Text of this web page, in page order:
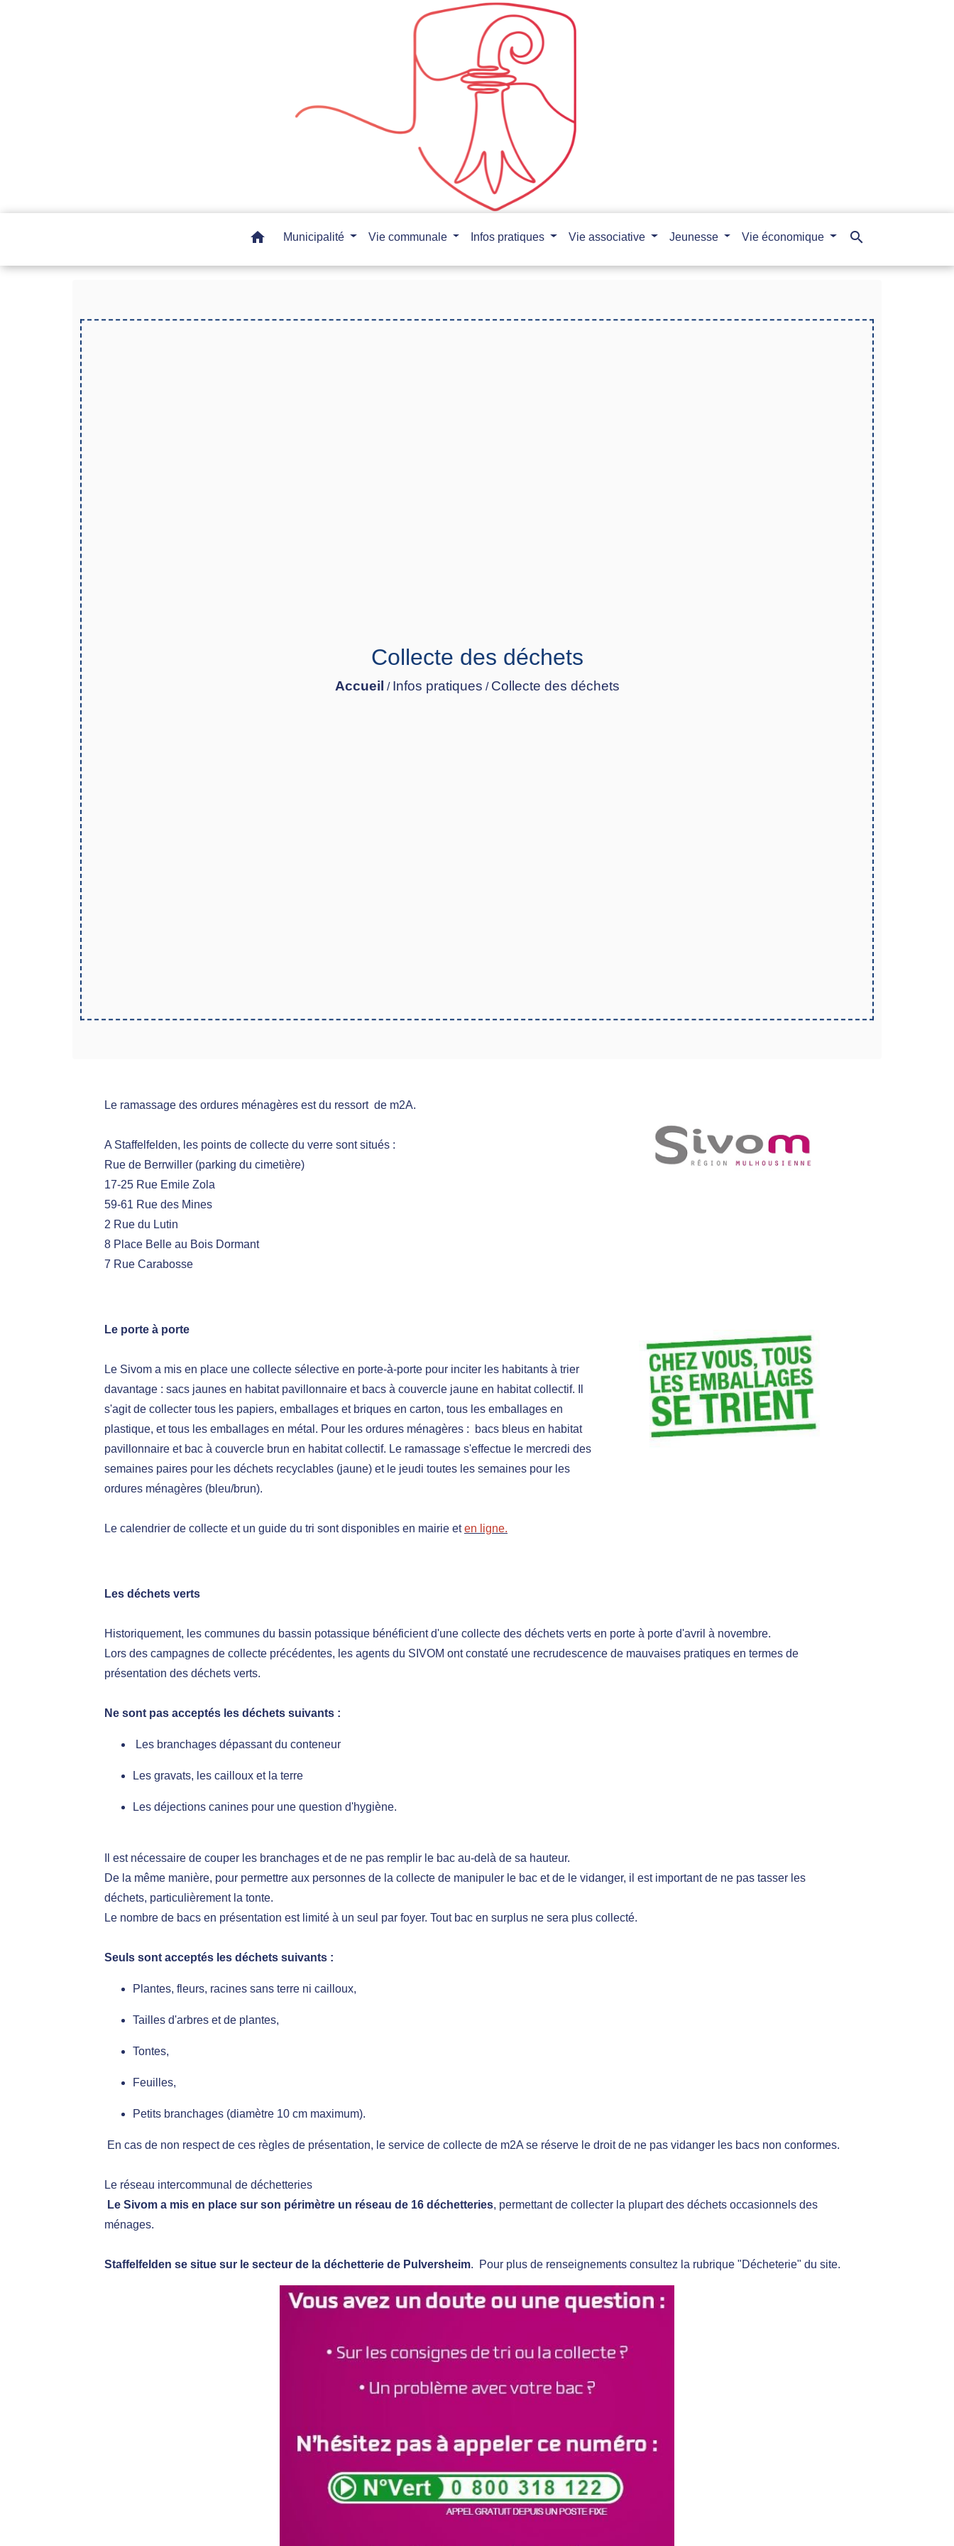
home Municipalité Vie communale Infos pratiques Vie associative Jeunesse Vie économique search
Collecte des déchets
Accueil / Infos pratiques / Collecte des déchets
Le ramassage des ordures ménagères est du ressort de m2A.
A Staffelfelden, les points de collecte du verre sont situés :
Rue de Berrwiller (parking du cimetière)
17-25 Rue Emile Zola
59-61 Rue des Mines
2 Rue du Lutin
8 Place Belle au Bois Dormant
7 Rue Carabosse
Le porte à porte
Le Sivom a mis en place une collecte sélective en porte-à-porte pour inciter les habitants à trier
davantage : sacs jaunes en habitat pavillonnaire et bacs à couvercle jaune en habitat collectif. Il
s'agit de collecter tous les papiers, emballages et briques en carton, tous les emballages en
plastique, et tous les emballages en métal. Pour les ordures ménagères : bacs bleus en habitat
pavillonnaire et bac à couvercle brun en habitat collectif. Le ramassage s'effectue le mercredi des
semaines paires pour les déchets recyclables (jaune) et le jeudi toutes les semaines pour les
ordures ménagères (bleu/brun).
Le calendrier de collecte et un guide du tri sont disponibles en mairie et en ligne.
Les déchets verts
Historiquement, les communes du bassin potassique bénéficient d'une collecte des déchets verts en porte à porte d'avril à novembre.
Lors des campagnes de collecte précédentes, les agents du SIVOM ont constaté une recrudescence de mauvaises pratiques en termes de
présentation des déchets verts.
Ne sont pas acceptés les déchets suivants :
Les branchages dépassant du conteneur
Les gravats, les cailloux et la terre
Les déjections canines pour une question d'hygiène.
Il est nécessaire de couper les branchages et de ne pas remplir le bac au-delà de sa hauteur.
De la même manière, pour permettre aux personnes de la collecte de manipuler le bac et de le vidanger, il est important de ne pas tasser les
déchets, particulièrement la tonte.
Le nombre de bacs en présentation est limité à un seul par foyer. Tout bac en surplus ne sera plus collecté.
Seuls sont acceptés les déchets suivants :
Plantes, fleurs, racines sans terre ni cailloux,
Tailles d'arbres et de plantes,
Tontes,
Feuilles,
Petits branchages (diamètre 10 cm maximum).
En cas de non respect de ces règles de présentation, le service de collecte de m2A se réserve le droit de ne pas vidanger les bacs non conformes.
Le réseau intercommunal de déchetteries
Le Sivom a mis en place sur son périmètre un réseau de 16 déchetteries, permettant de collecter la plupart des déchets occasionnels des
ménages.
Staffelfelden se situe sur le secteur de la déchetterie de Pulversheim. Pour plus de renseignements consultez la rubrique "Décheterie" du site.